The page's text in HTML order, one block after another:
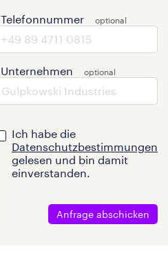
Telefonnummer
Unternehmen
Ich habe die
Datenschutzbestimmungen
gelesen und bin damit
einverstanden.
Anfrage abschicken